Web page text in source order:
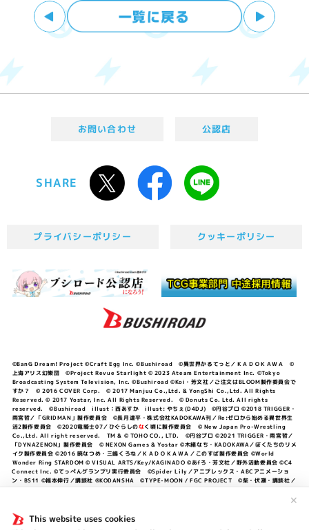
This website uses cookies
✕
お問い合わせ 公認店
SHARE
プライバシーポリシー クッキーポリシー
©BanG Dream! Project ©Craft Egg Inc. ©Bushiroad ©異世界かるてっと／ＫＡＤＯＫＡＷＡ ©
上海アリス幻樂団 ©Project Revue Starlight © 2023 Ateam Entertainment Inc. ©Tokyo
Broadcasting System Television, Inc. ©Bushiroad ©Koi・芳文社／ご注文はBLOOM製作委員会で
すか？ © 2016 COVER Corp. © 2017 Manjuu Co.,Ltd. & YongShi Co.,Ltd. All Rights
Reserved. © 2017 Yostar, Inc. All Rights Reserved. © Donuts Co. Ltd. All rights
reserved. ©Bushiroad illust：西あすか illust: やちぇ(D4DJ) ©円谷プロ ©2018 TRIGGER・
雨宮哲／「GRIDMAN」製作委員会 ©長月達平・株式会社KADOKAWA刊／Re:ゼロから始める異世界生
活2製作委員会 ©2020竜騎士07／ひぐらしのなく頃に製作委員会 © New Japan Pro-Wrestling
Co.,Ltd. All right reserved. TM & © TOHO CO., LTD. ©円谷プロ ©2021 TRIGGER・雨宮哲／
「DYNAZENON」製作委員会 © NEXON Games & Yostar ©木緒なち・KADOKAWA／ぼくたちのリメ
イク製作委員会 ©2016 暁なつめ・三嶋くろね／ＫＡＤＯＫＡＷＡ／このすば製作委員会 ©World
Wonder Ring STARDOM © VISUAL ARTS/Key/KAGINADO ©あfろ・芳文社／野外活動委員会 ©C4
Connect Inc. ©てっぺんグランプリ実行委員会 ©Spider Lily／アニプレックス・ABCアニメーショ
ン・BS11 ©福本伸行／講談社 ®KODANSHA ©TYPE-MOON / FGC PROJECT ©柴・伏瀬・講談社／
©中村力斗・野澤ゆき子／集英社・君のことが大大大大大好きな製作委員会 ©IIS-P／ぽんのみち製作委
員会 ©円谷プロ ©2023 TRIGGER・雨宮哲／「劇場版グリッドマンユニバース」製作委員会 © NEXON